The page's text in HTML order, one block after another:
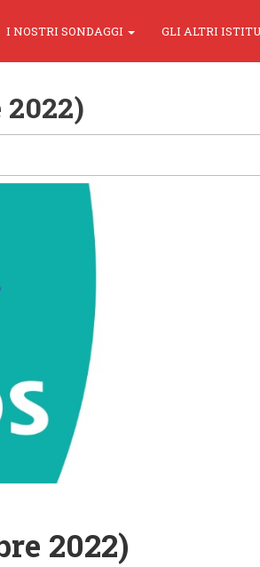
I NOSTRI SONDAGGI GLI ALTRI
2022)